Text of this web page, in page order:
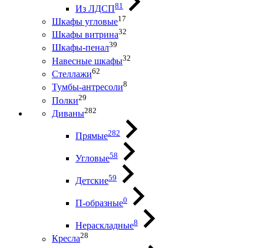
Из ЛДСП81
Шкафы угловые17
Шкафы витрина32
Шкафы-пенал39
Навесные шкафы32
Стеллажи62
Тумбы-антресоли8
Полки29
Диваны282
Прямые282
Угловые58
Детские59
П-образные0
Нераскладные8
Кресла28